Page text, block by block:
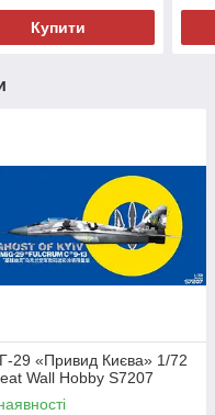
Купити
29 «Привид Києва» 1/72
Wall Hobby S7207